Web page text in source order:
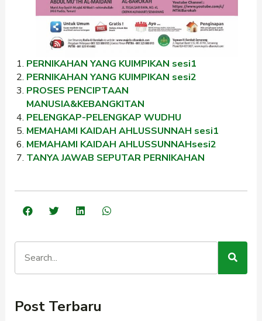
PERNIKAHAN YANG KUIMPIKAN sesi1
PERNIKAHAN YANG KUIMPIKAN sesi2
PROSES PENCIPTAAN
MANUSIA&KEBANGKITAN
PELENGKAP-PELENGKAP WUDHU
MEMAHAMI KAIDAH AHLUSSUNNAH sesi1
MEMAHAMI KAIDAH AHLUSSUNNAHsesi2
TANYA JAWAB SEPUTAR PERNIKAHAN
Post Terbaru